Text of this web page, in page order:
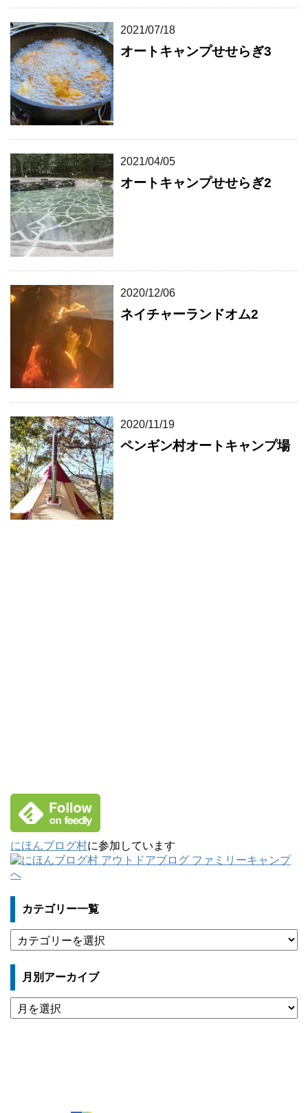
2021/07/18
オートキャンプせせらぎ3
2021/04/05
オートキャンプせせらぎ2
2020/12/06
ネイチャーランドオム2
2020/11/19
ペンギン村オートキャンプ場
にほんブログ村に参加しています
カテゴリー一覧
テ
ゴ
ー
一
覧
月別アーカイブ
月
別